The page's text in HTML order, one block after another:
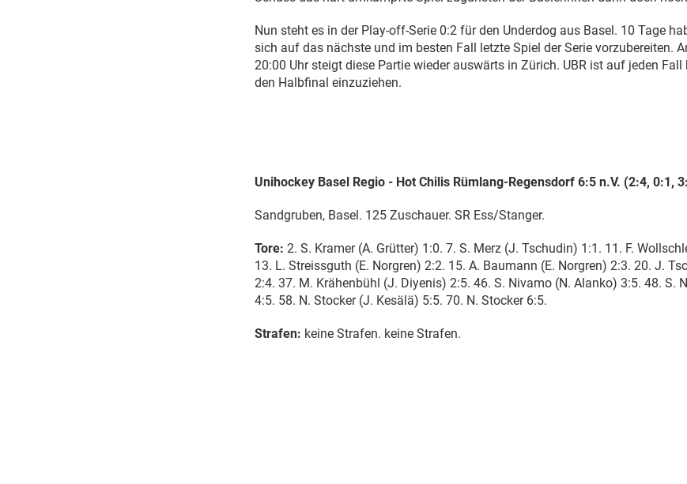
Nun steht es in der Play-off-Serie 0:2 für den Underdog aus Basel. 10 Tage
sich auf das nächste und im besten Fall letzte Spiel der Serie vorzubereiten.
20:00 Uhr steigt diese Partie wieder auswärts in Zürich. UBR ist auf jeden Fall
den Halbfinal einzuziehen.
Unihockey Basel Regio - Hot Chilis Rümlang-Regensdorf 6:5 n.V. (2:4, 0:1,
Sandgruben, Basel. 125 Zuschauer. SR Ess/Stanger.
Tore: 2. S. Kramer (A. Grütter) 1:0. 7. S. Merz (J. Tschudin) 1:1. 11. F.
13. L. Streissguth (E. Norgren) 2:2. 15. A. Baumann (E. Norgren) 2:3. 20. J.
2:4. 37. M. Krähenbühl (J. Diyenis) 2:5. 46. S. Nivamo (N. Alanko) 3:5. 48. S.
4:5. 58. N. Stocker (J. Kesälä) 5:5. 70. N. Stocker 6:5.
Strafen: keine Strafen. keine Strafen.